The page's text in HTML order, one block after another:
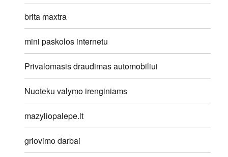
brita maxtra
mini paskolos internetu
Privalomasis draudimas automobiliui
Nuoteku valymo irenginiams
mazyliopalepe.lt
griovimo darbai